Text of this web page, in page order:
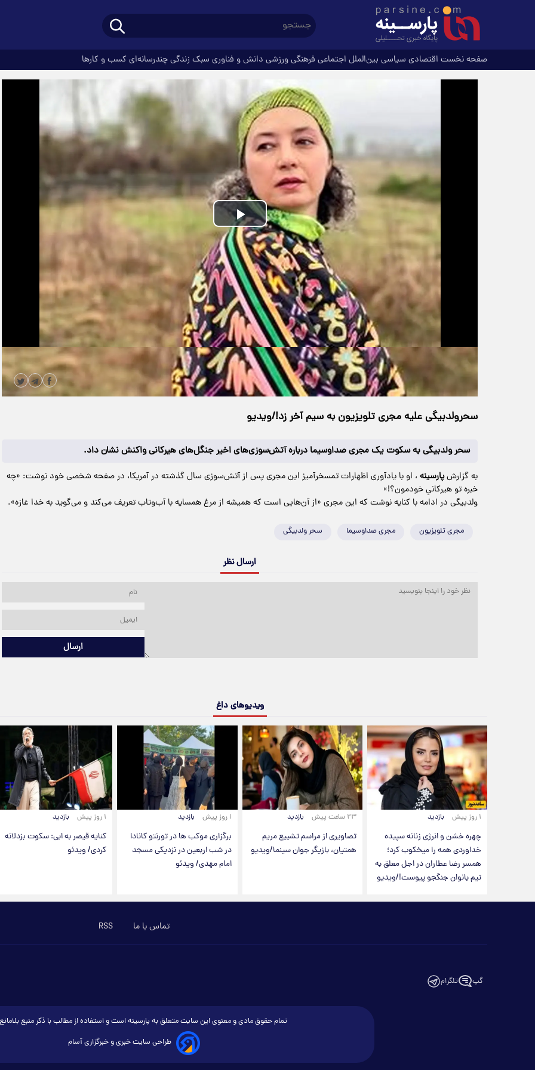
صفحه نخست اقتصادی سیاسی بین‌الملل اجتماعی فرهنگیورزشی دانش و فناوری سبک زندگیچندرسانه‌ای کسب و کارها
Play
Video
حجم ویدیو: 2.15M |مدت زمان ویدیو: 00:00:41
۰۳ آذر ۱۴۰۴ ۰۸:۵۰129 بازدید دانلود
سحرولدبیگی علیه مجری تلویزیون به سیم آخر زد!/ویدیو
سحر ولدبیگی به سکوت یک مجری صداوسیما درباره آتش‌سوزی‌های اخیر جنگل‌های هیرکانی واکنش نشان داد.
به گزارشپارسینه ، او با یادآوری اظهارات تمسخرآمیز این مجری پس از آتش‌سوزی سال گذشته در آمریکا، در صفحه شخصی خود نوشت: «چه
خبره تو هیرکانیِ خودمون؟!»
ولدبیگی در ادامه با کنایه نوشت که این مجری «از آن‌هایی است که همیشه از مرغ همسایه با آب‌وتاب تعریف می‌کند و می‌گوید به خدا غازه».
مجری تلویزیون مجری صداوسیما سحر ولدبیگی
ارسال نظر
ارسال
ویدیوهای داغ
۱ روز پیش بازدید
چهره خشن و انرژی زنانه سپیده
خداوردی همه را میخکوب کرد؛
همسر رضا عطاران در اجل معلق به
تیم بانوان جنگجو پیوست!/ویدیو
۲۳ ساعت پیش بازدید
تصاویری از مراسم تشییع مریم
همتیان، بازیگر جوان سینما/ویدیو
۱ روز پیش بازدید
برگزاری موکب ها در تورنتو کانادا
در شب اربعین در نزدیکی مسجد
امام مهدی/ ویدئو
۱ روز پیش بازدید
کنایه قیصر به ابی: سکوت بزدلانه
کردی/ ویدئو
تماس با ما RSS
گپ تلگرام
تمام حقوق مادی و معنوی این سایت متعلق به پارسینه است و استفاده از مطالب با ذکر منبع
طراحی سایت خبری و خبرگزاری آسام